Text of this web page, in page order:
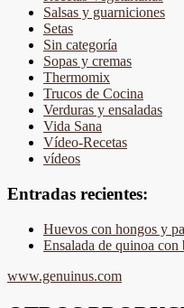
Salsas y guarniciones
Setas
Sin categoría
Sopas y cremas
Thermomix
Trucos de Cocina
Verduras y ensaladas
Vida Sana
Vídeo-Recetas
vídeos
Entradas recientes:
Huevos con hongos y
Ensalada de quinoa con
www.genuinus.com